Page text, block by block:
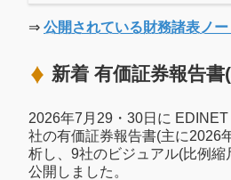
⇒ 公開されている財務諸表ノ
新着 有価証券報告
2026年7月29・30日に
社の有価証券報告書(主に2026
析し、9社のビジュアル(比例縮
公開しました。